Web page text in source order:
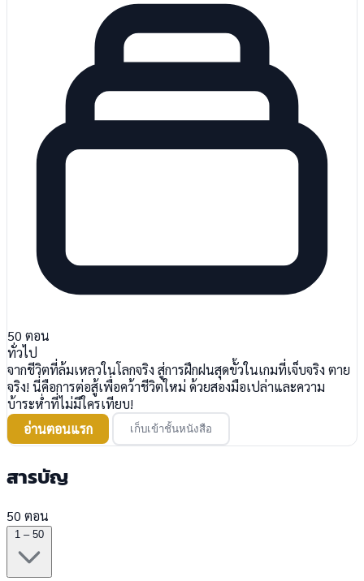
50 ตอน
ทั่วไป
จากชีวิตที่ล้มเหลวในโลกจริง สู่การฝึกฝนสุดขั้วในเกมที่เจ็บจริง ตาย
จริง! นี่คือการต่อสู้เพื่อคว้าชีวิตใหม่ ด้วยสองมือเปล่าและความ
บ้าระห่ำที่ไม่มีใครเทียบ!
อ่านตอนแรก
เก็บเข้าชั้นหนังสือ
สารบัญ
50 ตอน
1 – 50